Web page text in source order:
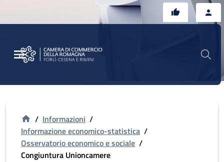
/ Informazioni /
Informazione economico-statistica /
Osservatorio economico e sociale /
Congiuntura Unioncamere